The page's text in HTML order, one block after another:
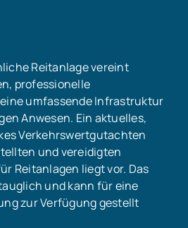
Reitanlage vereint
professionelle
umfassende Infrastruktur
Anwesen. Ein aktuelles,
Verkehrswertgutachten
und vereidigten
Reitanlagen liegt vor. Das
und kann für eine
zur Verfügung gestellt